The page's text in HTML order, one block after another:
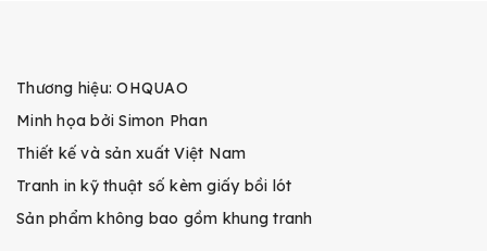
Thương hiệu: OHQUAO
Minh họa bởi Simon Phan
Thiết kế và sản xuất Việt Nam
Tranh in kỹ thuật số kèm giấy bồi lót
Sản phẩm không bao gồm khung tranh